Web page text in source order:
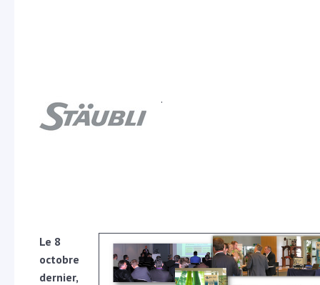
.
Le 8
octobre
dernier,